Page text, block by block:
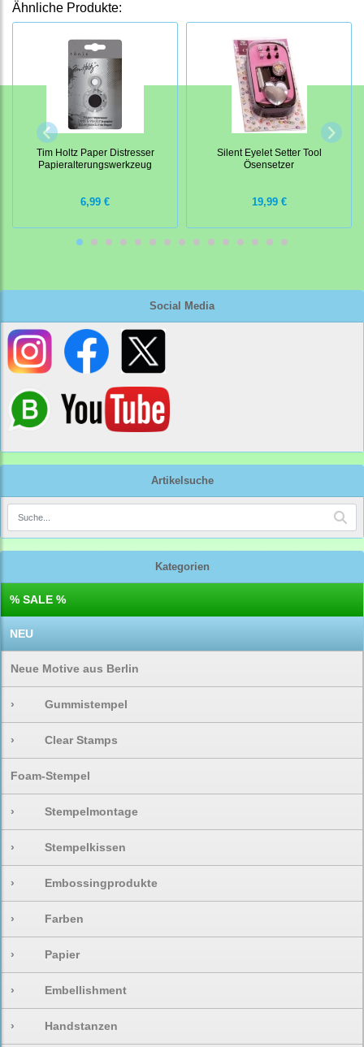
Social Media
Artikelsuche
Kategorien
% SALE %
NEU
Neue Motive aus Berlin
› Gummistempel
› Clear Stamps
Foam-Stempel
› Stempelmontage
› Stempelkissen
› Embossingprodukte
› Farben
› Papier
› Embellishment
› Handstanzen
Ähnliche Produkte:
Tim Holtz Paper Distresser
Papieralterungswerkzeug
6,99 €
Silent Eyelet Setter Tool
Ösensetzer
19,99 €